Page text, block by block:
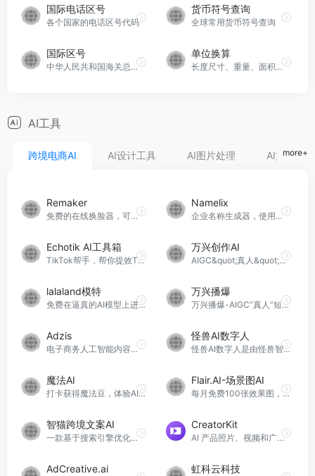
国际电话区号
各个国家的电话区号代码
货币符号查询
全球常用货币符号查询
国际区号
中华人民共和国海关总署国际区号查询
单位换算
长度尺寸、重量、面积、数据存储、体积、温度换算等等换算
AI工具
跨境电商AI AI设计工具 AI图片处理 AI文生视频
more+
Remaker
免费的在线换脸器，可让您交换头像并替换照片中的人脸。
Namelix
企业名称生成器，使用人工智能生成简短的品牌企业名称
Echotik AI工具箱
TikTok帮手，帮你提效TikTok业务，免费体验
万兴创作AI
AIGC&quot;真人&quot;短视频出海营销神器
lalaland模特
免费在逼真的AI模型上进行3D设计，每月5次渲染
万兴播爆
万兴播爆-AIGC“真人”短视频出海营销神器
Adzis
电子商务人工智能内容引擎
怪兽AI数字人
怪兽AI数字人是由怪兽智能科技推出的一项产品，它利用了先进的人工智能技术，为用户提供了一系列创新的数字人体验和服务。
魔法AI
打卡获得魔法豆，体验AI跨境营销内容创作
Flair.AI-场景图AI
每月免费100张效果图，生成10组方案，为特定产品快速合成高质量的场景图
智猫跨境文案AI
一款基于搜索引擎优化的跨境文案创作神器，已完成100万次深度训练 超越10年经验的专业人士水准
CreatorKit
AI 产品照片、视频和广告制作器
AdCreative.ai 虹科云科技